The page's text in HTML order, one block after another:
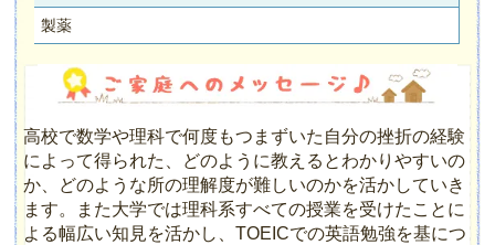
製薬
高校で数学や理科で何度もつまずいた自分の挫折の経験
によって得られた、どのように教えるとわかりやすいの
か、どのような所の理解度が難しいのかを活かしていき
ます。また大学では理科系すべての授業を受けたことに
よる幅広い知見を活かし、TOEICでの英語勉強を基につ